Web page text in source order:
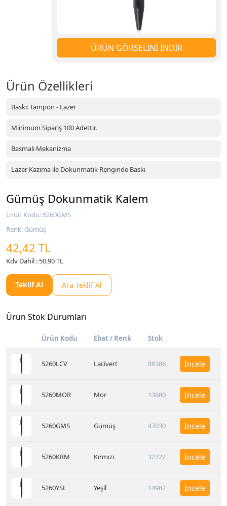
ÜRÜN GÖRSELİNİ İNDİR
Ürün Özellikleri
Baskı: Tampon - Lazer
Minimum Sipariş 100 Adettir.
Basmalı Mekanizma
Lazer Kazıma ile Dokunmatik Renginde Baskı
Gümüş Dokunmatik Kalem
Ürün Kodu: 5260GMS
Renk: Gümüş
42,42 TL
Kdv Dahil : 50,90 TL
Teklif Al Ara Teklif Al
Ürün Stok Durumları
Ürün Kodu Ebat / Renk Stok
5260LCV Lacivert 88386 İncele
5260MOR Mor 13880 İncele
5260GMS Gümüş 47030 İncele
5260KRM Kırmızı 32722 İncele
5260YSL Yeşil 14982 İncele